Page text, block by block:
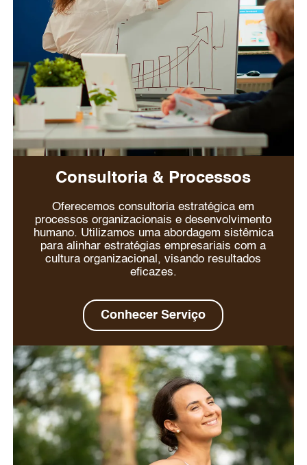
Consultoria & Processos
Oferecemos consultoria estratégica em
processos organizacionais e desenvolvimento
humano. Utilizamos uma abordagem sistêmica
para alinhar estratégias empresariais com a
cultura organizacional, visando resultados
eficazes.
Conhecer Serviço